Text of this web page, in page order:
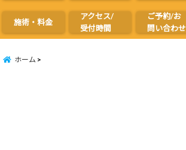
施術・料金
アクセス/
受付時間
ご予約/お
問い合わせ
ホーム